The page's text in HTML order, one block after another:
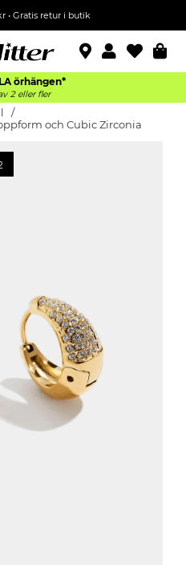
• Gratis retur i butik
örhängen*
2 eller fler
och Cubic Zirconia